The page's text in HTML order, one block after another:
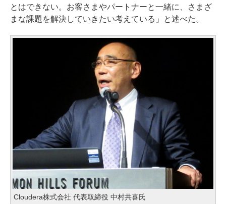
とはできない。お客さまやパートナーと一緒に、さまざ
まな課題を解決していきたい考えている」と述べた。
Cloudera株式会社 代表取締役 中村共喜氏